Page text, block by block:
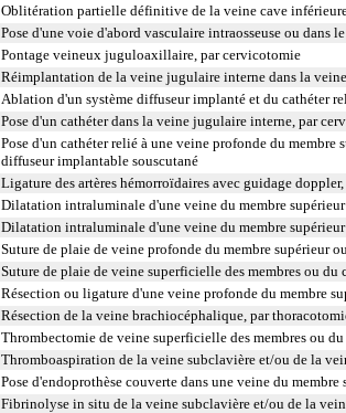
Oblitération partielle définitive de la veine cave
Pose d'une voie d'abord vasculaire intraosseuse ou
Pontage veineux juguloaxillaire, par cervicotomie
Réimplantation de la veine jugulaire interne dans la
Ablation d'un système diffuseur implanté et du cathéter
Pose d'un cathéter dans la veine jugulaire interne, par
Pose d'un cathéter relié à une veine profonde du membre
diffuseur implantable souscutané
Ligature des artères hémorroïdaires avec guidage
Dilatation intraluminale d'une veine du membre
Dilatation intraluminale d'une veine du membre
Suture de plaie de veine profonde du membre supérieur
Suture de plaie de veine superficielle des membres ou du
Résection ou ligature d'une veine profonde du membre
Résection de la veine brachiocéphalique, par
Thrombectomie de veine superficielle des membres ou
Thromboaspiration de la veine subclavière et/ou de la
Pose d'endoprothèse couverte dans une veine du
Fibrinolyse in situ de la veine subclavière et/ou de la